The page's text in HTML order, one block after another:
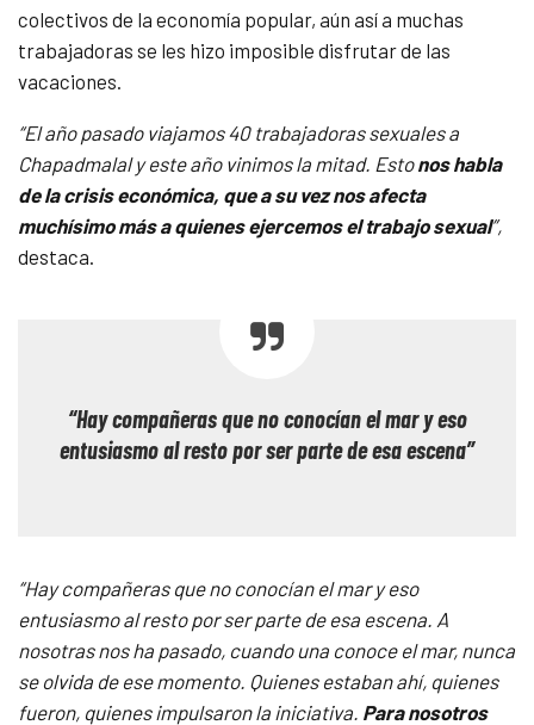
colectivos de la economía popular, aún así a muchas
trabajadoras se les hizo imposible disfrutar de las
vacaciones.
“El año pasado viajamos 40 trabajadoras sexuales a
Chapadmalal y este año vinimos la mitad. Estonos habla
de la crisis económica, que a su vez nos afecta
muchísimo más a quienes ejercemos el trabajo sexual”,
destaca.
“Hay compañeras que no conocían el mar y eso
entusiasmo al resto por ser parte de esa escena”
“Hay compañeras que no conocían el mar y eso
entusiasmo al resto por ser parte de esa escena. A
nosotras nos ha pasado, cuando una conoce el mar, nunca
se olvida de ese momento. Quienes estaban ahí, quienes
fueron, quienes impulsaron la iniciativa. Para nosotros